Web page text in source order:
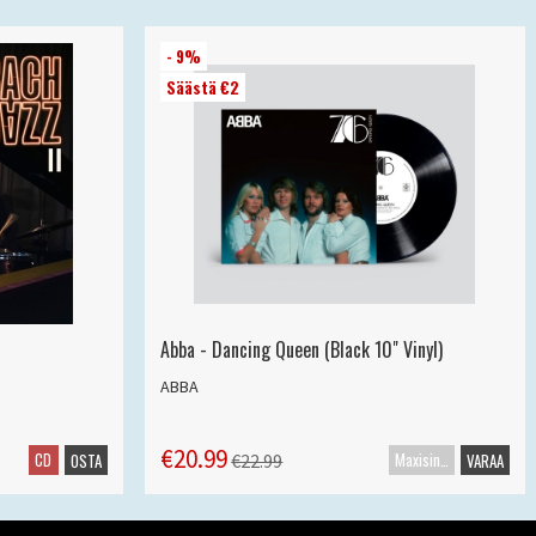
CD OSTA
- 9%
Säästä €2
Abba - Dancing Queen (Black 10" Vinyl)
ABBA
€20.99€22.99 Maxisingle VARAA